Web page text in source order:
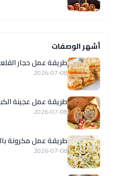
أشهر الوصفات
طريقة عمل حجار
2026-07-08
طريقة عمل عجينة
2026-07-08
طريقة عمل مكرونة
2026-07-08